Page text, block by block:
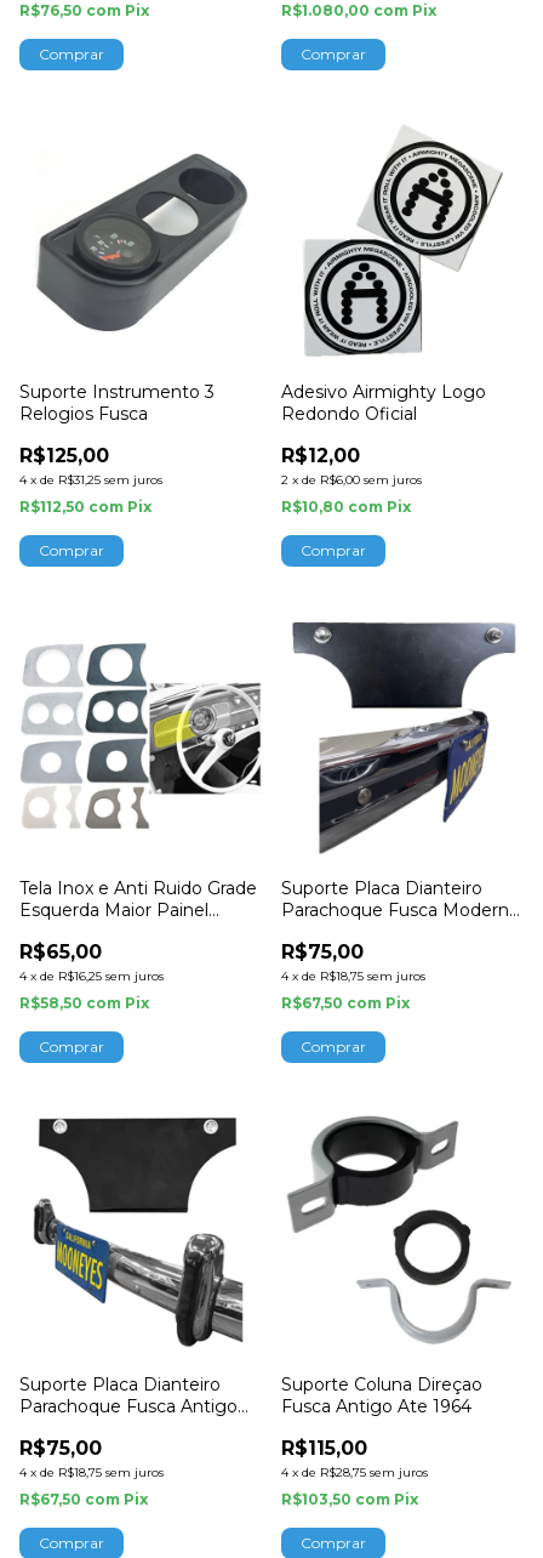
R$76,50 com Pix
Comprar
R$1.080,00 com Pix
Suporte Instrumento 3
Relogios Fusca
R$125,00
4 x de R$31,25 sem juros
R$112,50 com Pix
Adesivo Airmighty Logo
Redondo Oficial
R$12,00
2 x de R$6,00 sem juros
R$10,80 com Pix
Tela Inox e Anti Ruido Grade
Esquerda Maior Painel
R$65,00
4 x de R$16,25 sem juros
R$58,50 com Pix
Comprar
Suporte Placa Dianteiro
Parachoque Fusca Moderno
R$75,00
4 x de R$18,75 sem juros
R$67,50 com Pix
Suporte Placa Dianteiro
Parachoque Fusca Antigo
R$75,00
4 x de R$18,75 sem juros
R$67,50 com Pix
Suporte Coluna Direçao
Fusca Antigo Ate 1964
R$115,00
4 x de R$28,75 sem juros
R$103,50 com Pix